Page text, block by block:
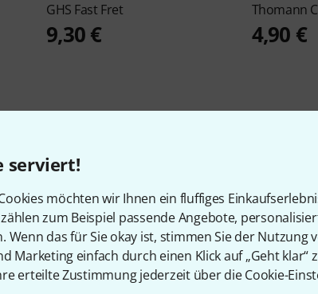
serviert!
möchten wir Ihnen ein fluffiges
zum Beispiel passende Angebote,
Wenn das für Sie okay ist, stimmen Sie der Nutzung
Marketing einfach durch einen Klick auf „Geht klar“
erteilte Zustimmung jederzeit über die Cookie-
GHS Fast Fret
9,30 €
Thomann
4,90 €
Kundenbewertungen